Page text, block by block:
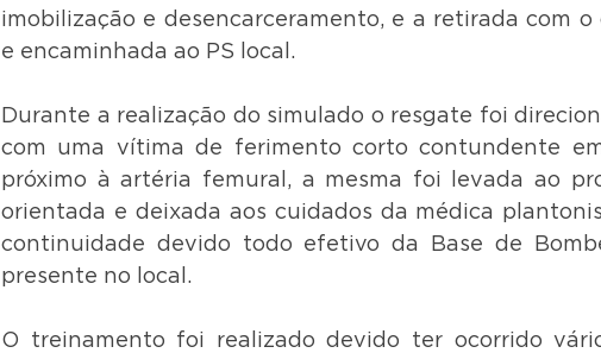
imobilização e desencarceramento, e a retirada com
e encaminhada ao PS local.
Durante a realização do simulado o resgate foi
com uma vítima de ferimento corto contundente
próximo à artéria femural, a mesma foi levada ao
orientada e deixada aos cuidados da médica
continuidade devido todo efetivo da Base de
presente no local.
O treinamento foi realizado devido ter ocorrido